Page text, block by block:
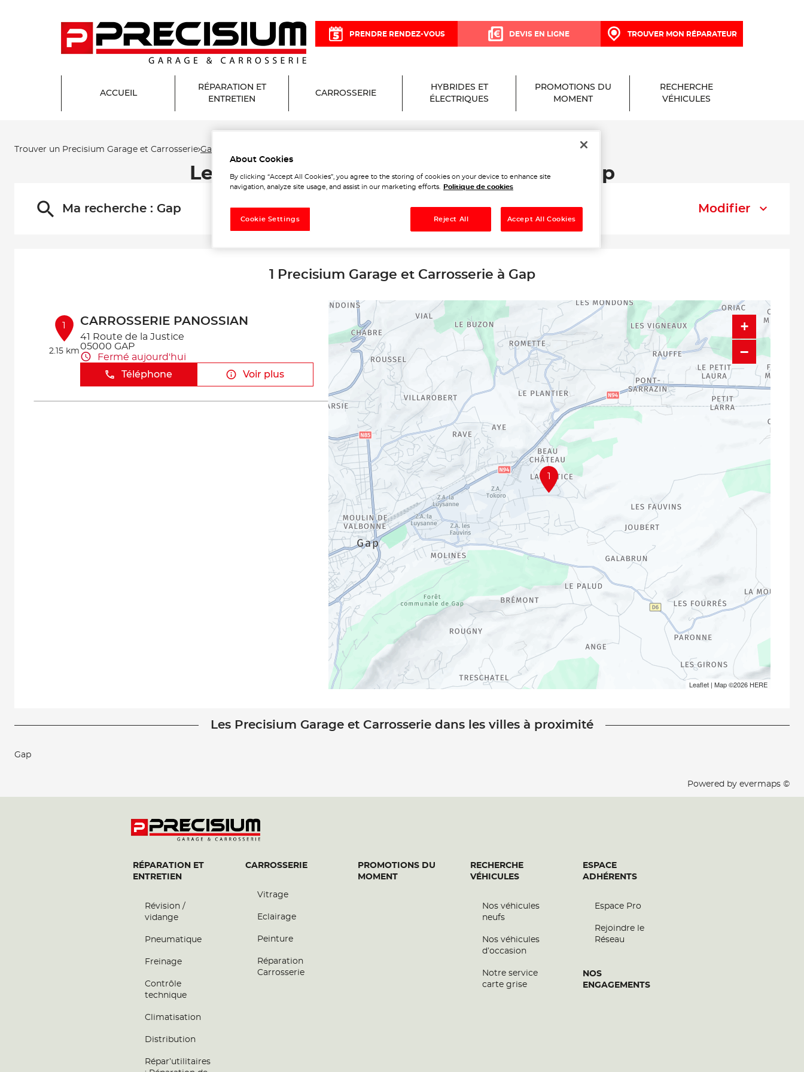
PRENDRE RENDEZ-VOUS DEVIS EN LIGNE TROUVER MON RÉPARATEUR
ACCUEIL
RÉPARATION ET
ENTRETIEN
CARROSSERIE
HYBRIDES ET
ÉLECTRIQUES
PROMOTIONS DU
MOMENT
RECHERCHE
VÉHICULES
Trouver un Precisium Garage et Carrosserie Gap
Les Precisium Garage et Carrosserie à Gap
Ma recherche : Gap Modifier
1 Precisium Garage et Carrosserie à Gap
1
2.15 km
CARROSSERIE PANOSSIAN
41 Route de la Justice
05000 GAP
Fermé aujourd'hui
Téléphone
Voir plus
1
+
−
Leaflet| Map ©2026 HERE
Les Precisium Garage et Carrosserie dans les villes à proximité
Gap
Powered by evermaps ©
RÉPARATION ET
ENTRETIEN
Révision /
vidange
Pneumatique
Freinage
Contrôle
technique
Climatisation
Distribution
Répar’utilitaires
CARROSSERIE
Vitrage
Eclairage
Peinture
Réparation
Carrosserie
PROMOTIONS DU
MOMENT
RECHERCHE
VÉHICULES
Nos véhicules
neufs
Nos véhicules
d’occasion
Notre service
carte grise
ESPACE
ADHÉRENTS
Espace Pro
Rejoindre le
Réseau
NOS
ENGAGEMENTS
About Cookies
By clicking “Accept All Cookies”, you agree to the storing of cookies on your device to enhance site
navigation, analyze site usage, and assist in our marketing efforts.
Politique de cookies
Reject All Accept All Cookies
Cookie Settings